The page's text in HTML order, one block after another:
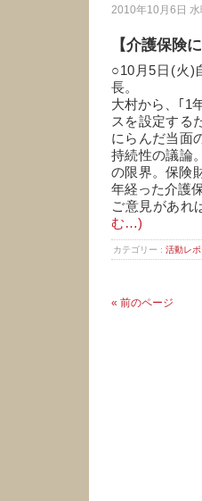
2010年10月6日 水
【介護保険
○10月5日(火)
長。
大村から、｢1
スを設定する
にらんだ当面
持続性の議論
の限界。保険
年経った介護
ご意見があれ
む…)
カテゴリー : 活動レポ
« 前のページ